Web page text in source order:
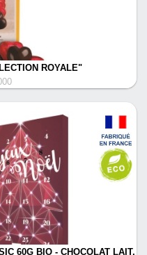
ROYALE"
60G BIO - CHOCOLAT LAIT,